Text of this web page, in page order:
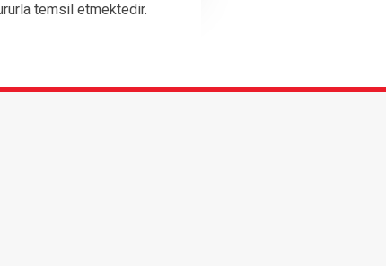
temsil etmektedir.